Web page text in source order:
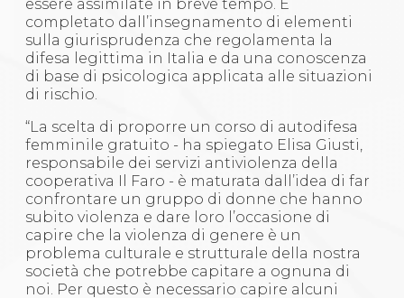
essere assimilate in breve tempo. È
completato dall’insegnamento di elementi
sulla giurisprudenza che regolamenta la
difesa legittima in Italia e da una conoscenza
di base di psicologica applicata alle situazioni
di rischio.
“La scelta di proporre un corso di autodifesa
femminile gratuito - ha spiegato Elisa Giusti,
responsabile dei servizi antiviolenza della
cooperativa Il Faro - è maturata dall’idea di far
confrontare un gruppo di donne che hanno
subito violenza e dare loro l’occasione di
capire che la violenza di genere è un
problema culturale e strutturale della nostra
società che potrebbe capitare a ognuna di
noi. Per questo è necessario capire alcuni